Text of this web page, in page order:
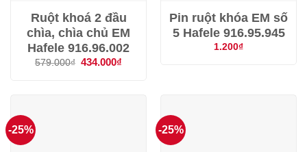
Ruột khoá 2 đầu
chìa, chìa chủ EM
Hafele 916.96.002
579.000₫ Giá
434.000₫
434.000₫.
Pin ruột khóa EM số
5 Hafele 916.95.945
1.200₫
-25% -25%